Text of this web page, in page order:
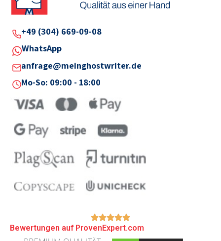
+49 (304) 669-09-08
WhatsApp
anfrage@meinghostwriter.de
Mo-So: 09:00 - 18:00
Bewertungen auf ProvenExpert.com